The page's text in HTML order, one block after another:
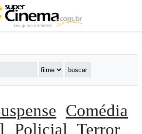
Comédia
Policial Terror